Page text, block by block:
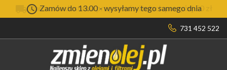
 Zamów do 13.00 - wysyłamy tego samego dnia
Darmowa dostawa przy zamówieniach powyżej 50 zł
731 452 522